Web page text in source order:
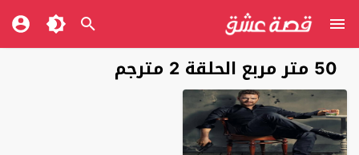
50 متر مربع الحلقة 2 مترجم